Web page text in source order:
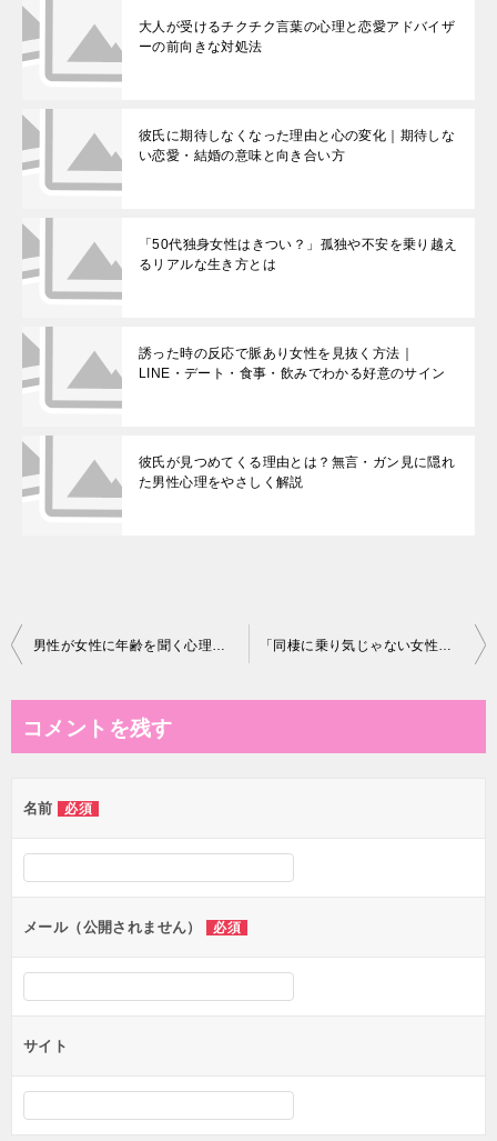
大人が受けるチクチク言葉の心理と恋愛アドバイザ
ーの前向きな対処法
彼氏に期待しなくなった理由と心の変化｜期待しな
い恋愛・結婚の意味と向き合い方
「50代独身女性はきつい？」孤独や不安を乗り越え
るリアルな生き方とは
誘った時の反応で脈あり女性を見抜く方法｜
LINE・デート・食事・飲みでわかる好意のサイン
彼氏が見つめてくる理由とは？無言・ガン見に隠れ
た男性心理をやさしく解説
投
ビ
ー
シ
ン
男性が女性に年齢を聞く心理とは？恋愛シーンで隠された本音と対応法 「同棲に乗り気じゃない女性心理」―彼女の本音と向き合うための解説
コメントを残す
名前 必須
メール（公開されません） 必須
サイト